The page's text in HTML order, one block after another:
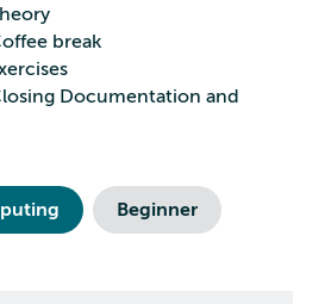
break
Documentation and
Beginner